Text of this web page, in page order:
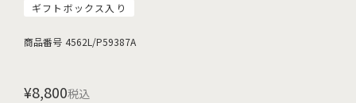
ギフトボックス入り
商品番号 4562L/P59387A
¥8,800税込